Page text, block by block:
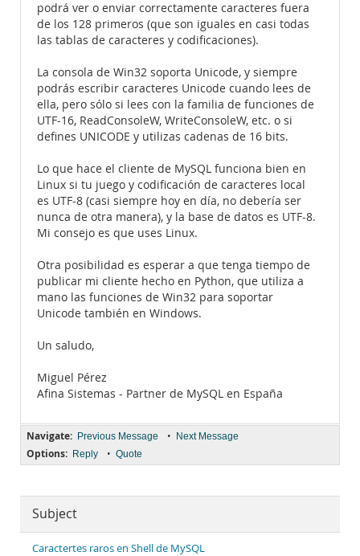
podrá ver o enviar correctamente caracteres fuera
de los 128 primeros (que son iguales en casi todas
las tablas de caracteres y codificaciones).
La consola de Win32 soporta Unicode, y siempre
podrás escribir caracteres Unicode cuando lees de
ella, pero sólo si lees con la familia de funciones de
UTF-16, ReadConsoleW, WriteConsoleW, etc. o si
defines UNICODE y utilizas cadenas de 16 bits.
Lo que hace el cliente de MySQL funciona bien en
Linux si tu juego y codificación de caracteres local
es UTF-8 (casi siempre hoy en día, no debería ser
nunca de otra manera), y la base de datos es UTF-8.
Mi consejo es que uses Linux.
Otra posibilidad es esperar a que tenga tiempo de
publicar mi cliente hecho en Python, que utiliza a
mano las funciones de Win32 para soportar
Unicode también en Windows.
Un saludo,
Miguel Pérez
Afina Sistemas - Partner de MySQL en España
Navigate: Previous Message • Next Message
Options: Reply • Quote
Subject
Caractertes raros en Shell de MySQL